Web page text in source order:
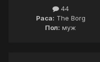
44
Раса: The Borg
Пол: муж